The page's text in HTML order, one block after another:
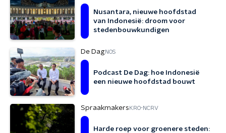
Nusantara, nieuwe hoofdstad
van Indonesië: droom voor
stedenbouwkundigen
De DagNOS
Podcast De Dag: hoe Indonesië
een nieuwe hoofdstad bouwt
Spraakmakers KRO-NCRV
Harde roep voor groenere steden: